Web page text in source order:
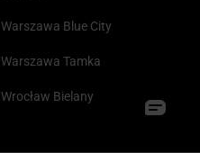
Warszawa Blue City
Warszawa Tamka
Wrocław Bielany